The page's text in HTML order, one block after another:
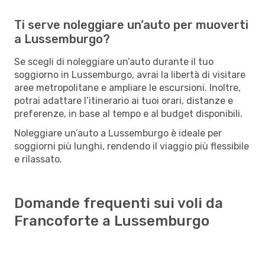
Ti serve noleggiare un’auto per muoverti
a Lussemburgo?
Se scegli di noleggiare un’auto durante il tuo
soggiorno in Lussemburgo, avrai la libertà di visitare
aree metropolitane e ampliare le escursioni. Inoltre,
potrai adattare l’itinerario ai tuoi orari, distanze e
preferenze, in base al tempo e al budget disponibili.
Noleggiare un’auto a Lussemburgo è ideale per
soggiorni più lunghi, rendendo il viaggio più flessibile
e rilassato.
Domande frequenti sui voli da
Francoforte a Lussemburgo